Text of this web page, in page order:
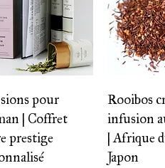
Aperçu rapide
pour
| Coffret
prestige
Rooibos
infusion
| Afrique
Japon